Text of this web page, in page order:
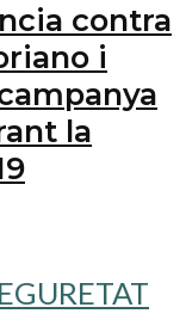
contra
i
la